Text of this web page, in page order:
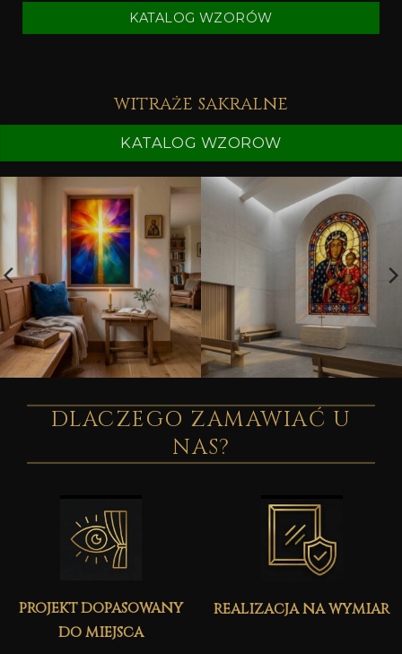
KATALOG WZORÓW
witraże sakralne
KATALOG WZOROW
DLACZEGO ZAMAWIAĆ U
NAS?
projekt dopasowany
do miejsca
realizacja na wymiar